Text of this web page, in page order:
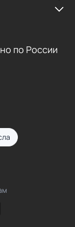
по России